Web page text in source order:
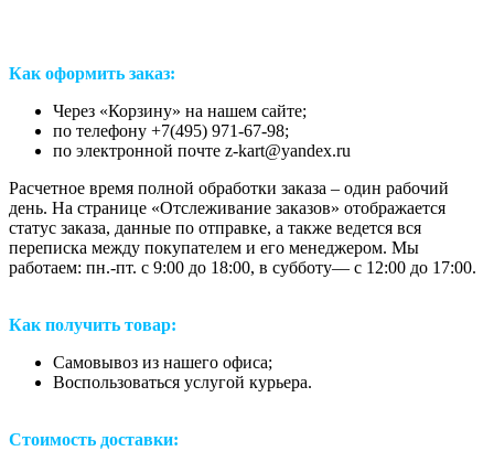
Как оформить заказ:
Через «Корзину» на нашем сайте;
по телефону +7(495) 971-67-98;
по электронной почте z-kart@yandex.ru
Расчетное время полной обработки заказа – один рабочий
день. На странице «Отслеживание заказов» отображается
статус заказа, данные по отправке, а также ведется вся
переписка между покупателем и его менеджером. Мы
работаем: пн.-пт. с 9:00 до 18:00, в субботу— с 12:00 до 17:00.
Как получить товар:
Самовывоз из нашего офиса;
Воспользоваться услугой курьера.
Стоимость доставки: